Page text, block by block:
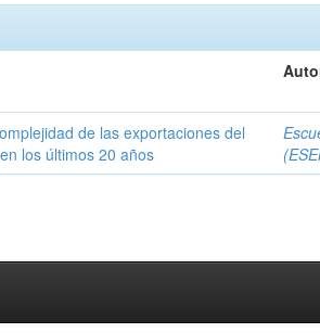
de las exportaciones del
los últimos 20 años